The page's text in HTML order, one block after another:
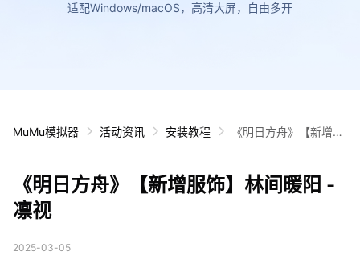
适配Windows/macOS，高清大屏，自由多开
MuMu模拟器 活动资讯 安装教程
《明日方舟》【新增服
《明日方舟》【新增服饰】林间暖阳 -
凛视
2025-03-05